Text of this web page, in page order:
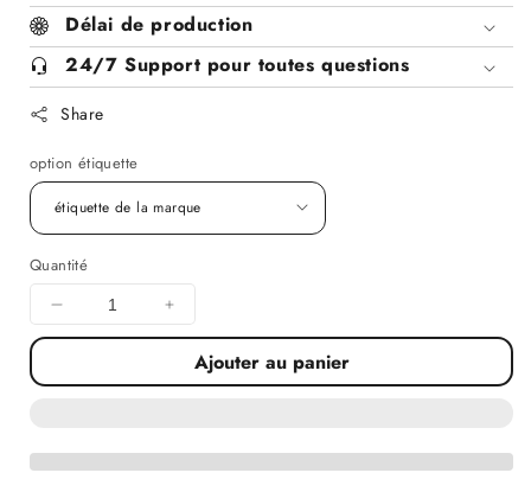
Délai de production
24/7 Support pour toutes questions
Share
option étiquette
Quantité
Diminuer
la
pour
Augmenter
la
quantité
pour
Ajouter au panier